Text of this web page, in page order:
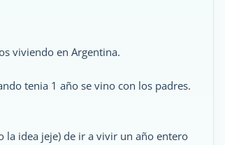
viviendo en Argentina.
tenia 1 año se vino con los padres.
la idea jeje) de ir a vivir un año entero